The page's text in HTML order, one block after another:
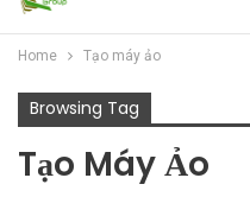
Home Tạo máy ảo
Browsing Tag
Tạo Máy Ảo